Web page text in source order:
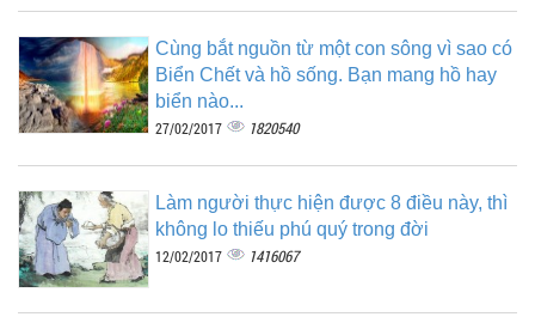
Cùng bắt nguồn từ một con sông vì sao có
Biển Chết và hồ sống. Bạn mang hồ hay
biển nào...
27/02/2017 1820540
Làm người thực hiện được 8 điều này, thì
không lo thiếu phú quý trong đời
12/02/2017 1416067